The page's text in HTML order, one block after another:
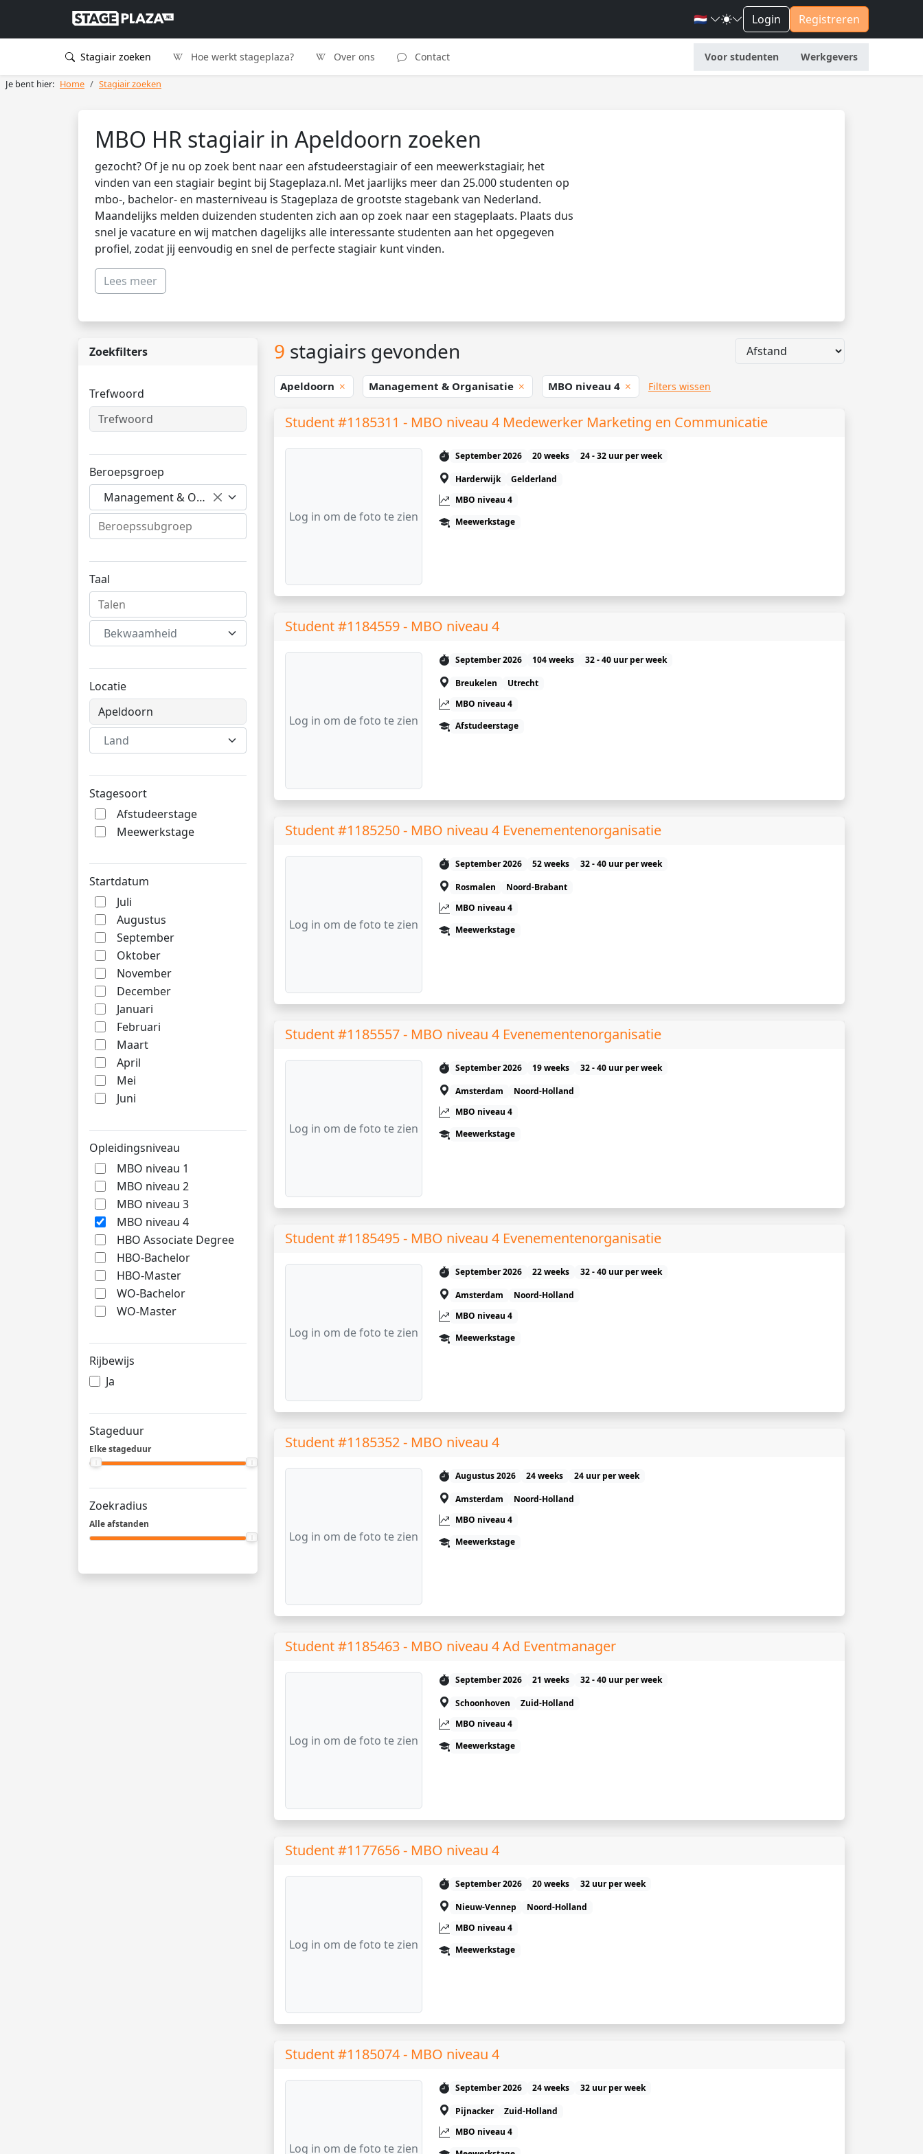
🇳🇱 Login Registreren
Stagiair zoeken Hoe werkt stageplaza? Over ons Contact Voor studenten Werkgevers
Je bent hier: Home Stagiair zoeken
MBO HR stagiair in Apeldoorn zoeken
gezocht? Of je nu op zoek bent naar een afstudeerstagiair of een meewerkstagiair, het
vinden van een stagiair begint bij Stageplaza.nl. Met jaarlijks meer dan 25.000 studenten op
mbo-, bachelor- en masterniveau is Stageplaza de grootste stagebank van Nederland.
Maandelijks melden duizenden studenten zich aan op zoek naar een stageplaats. Plaats dus
snel je vacature en wij matchen dagelijks alle interessante studenten aan het opgegeven
profiel, zodat jij eenvoudig en snel de perfecte stagiair kunt vinden.
Lees meer
Zoekfilters
Trefwoord
Beroepsgroep
Management & Organisatie
Taal
Bekwaamheid
Locatie
Land
Stagesoort
Afstudeerstage
Meewerkstage
Startdatum
Juli
Augustus
September
Oktober
November
December
Januari
Februari
Maart
April
Mei
Juni
Opleidingsniveau
MBO niveau 1
MBO niveau 2
MBO niveau 3
MBO niveau 4
HBO Associate Degree
HBO-Bachelor
HBO-Master
WO-Bachelor
WO-Master
Rijbewijs
Ja
Stageduur
Elke stageduur
Zoekradius
Alle afstanden
9 stagiairs gevonden
Apeldoorn Management & Organisatie MBO niveau 4 Filters wissen
Student #1185311 - MBO niveau 4 Medewerker Marketing en Communicatie
Log in om de foto te zien
September 2026 20 weeks
24 - 32 uur per week
Harderwijk
Gelderland
MBO niveau 4
Meewerkstage
Student #1184559 - MBO niveau 4
Log in om de foto te zien
September 2026 104 weeks
32 - 40 uur per week
Breukelen
Utrecht
MBO niveau 4
Afstudeerstage
Student #1185250 - MBO niveau 4 Evenementenorganisatie
Log in om de foto te zien
September 2026 52 weeks
32 - 40 uur per week
Rosmalen
Noord-Brabant
MBO niveau 4
Meewerkstage
Student #1185557 - MBO niveau 4 Evenementenorganisatie
Log in om de foto te zien
September 2026 19 weeks
32 - 40 uur per week
Amsterdam
Noord-Holland
MBO niveau 4
Meewerkstage
Student #1185495 - MBO niveau 4 Evenementenorganisatie
Log in om de foto te zien
September 2026 22 weeks
32 - 40 uur per week
Amsterdam
Noord-Holland
MBO niveau 4
Meewerkstage
Student #1185352 - MBO niveau 4
Log in om de foto te zien
Augustus 2026 24 weeks
24 uur per week
Amsterdam
Noord-Holland
MBO niveau 4
Meewerkstage
Student #1185463 - MBO niveau 4 Ad Eventmanager
Log in om de foto te zien
September 2026 21 weeks
32 - 40 uur per week
Schoonhoven
Zuid-Holland
MBO niveau 4
Meewerkstage
Student #1177656 - MBO niveau 4
Log in om de foto te zien
September 2026 20 weeks
32 uur per week
Nieuw-Vennep
Noord-Holland
MBO niveau 4
Meewerkstage
Student #1185074 - MBO niveau 4
Log in om de foto te zien
September 2026 24 weeks
32 uur per week
Pijnacker
Zuid-Holland
MBO niveau 4